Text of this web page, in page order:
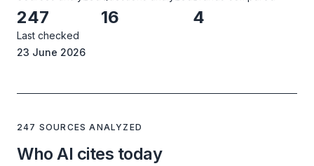
247 16 4
Last checked
23 June 2026
247 SOURCES ANALYZED
Who AI cites today